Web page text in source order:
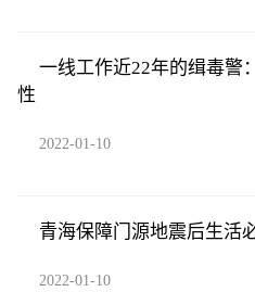
一线工作近22年的缉毒警
性
2022-01-10
青海保障门源地震后生活
2022-01-10